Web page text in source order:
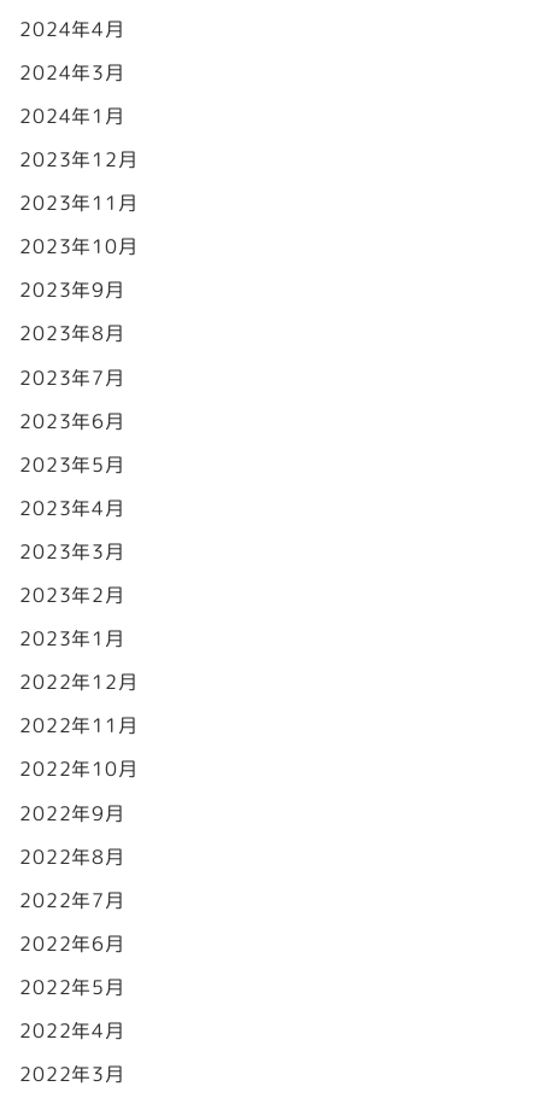
2024年4月
2024年3月
2024年1月
2023年12月
2023年11月
2023年10月
2023年9月
2023年8月
2023年7月
2023年6月
2023年5月
2023年4月
2023年3月
2023年2月
2023年1月
2022年12月
2022年11月
2022年10月
2022年9月
2022年8月
2022年7月
2022年6月
2022年5月
2022年4月
2022年3月